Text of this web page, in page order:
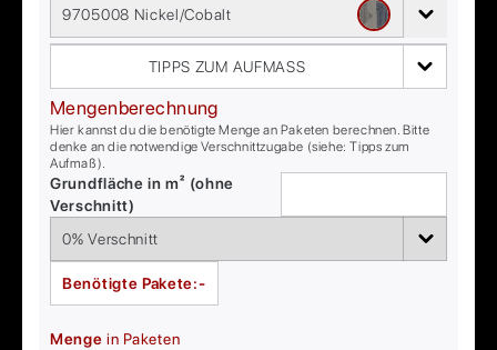
9705008 Nickel/Cobalt
TIPPS ZUM AUFMASS
Mengenberechnung
Hier kannst du die benötigte Menge an Paketen berechnen. Bitte
denke an die notwendige Verschnittzugabe (siehe: Tipps zum
Aufmaß).
Grundfläche in m² (ohne
Verschnitt)
Benötigte Pakete:-
Menge in Paketen